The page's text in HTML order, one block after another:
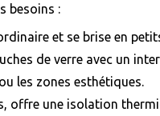
besoins :
et se brise en
de verre avec un
les zones esthétiques.
offre une isolation